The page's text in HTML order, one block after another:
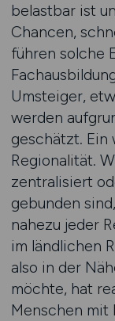
belastbar ist
Chancen,
führen solche
Umsteiger,
werden
geschätzt.
Regionalität.
zentralisiert
gebunden
nahezu jeder
im ländlichen
also in der
möchte, hat
Menschen mit